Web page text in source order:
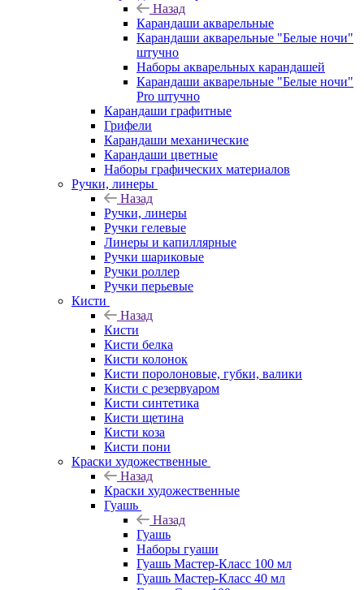
Назад
Карандаши акварельные
Карандаши акварельные "Белые ночи"
штучно
Наборы акварельных карандашей
Карандаши акварельные "Белые ночи"
Pro штучно
Карандаши графитные
Грифели
Карандаши механические
Карандаши цветные
Наборы графических материалов
Ручки, линеры
Назад
Ручки, линеры
Ручки гелевые
Линеры и капиллярные
Ручки шариковые
Ручки роллер
Ручки перьевые
Кисти
Назад
Кисти
Кисти белка
Кисти колонок
Кисти поролоновые, губки, валики
Кисти с резервуаром
Кисти синтетика
Кисти щетина
Кисти коза
Кисти пони
Краски художественные
Назад
Краски художественные
Гуашь
Назад
Гуашь
Наборы гуаши
Гуашь Мастер-Класс 100 мл
Гуашь Мастер-Класс 40 мл